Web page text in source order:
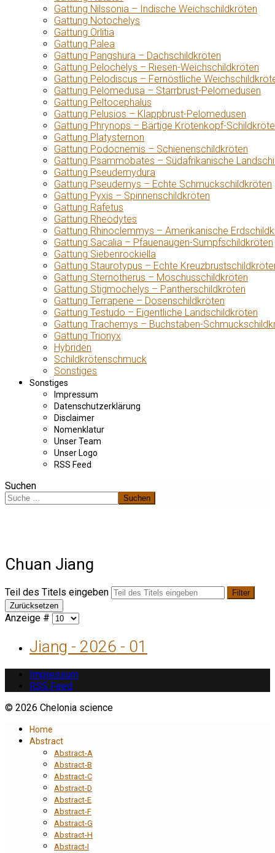
Gattung Nilssonia – Indische Weichschildkröten
Gattung Notochelys
Gattung Orlitia
Gattung Palea
Gattung Pangshura – Dachschildkröten
Gattung Pelochelys – Riesen-Weichschildkröten
Gattung Pelodiscus – Fernöstliche
Gattung Pelomedusa – Starrbrust-Pelomedusen
Gattung Peltocephalus
Gattung Pelusios – Klappbrust-Pelomedusen
Gattung Phrynops – Bärtige Krötenkopf-
Gattung Platysternon
Gattung Podocnemis – Schienenschildkröten
Gattung Psammobates – Südafrikanische
Gattung Pseudemydura
Gattung Pseudemys – Echte Schmuckschildkröten
Gattung Pyxis – Spinnenschildkröten
Gattung Rafetus
Gattung Rheodytes
Gattung Rhinoclemmys – Amerikanische
Gattung Sacalia – Pfauenaugen-Sumpfschildkröten
Gattung Siebenrockiella
Gattung Staurotypus – Echte
Gattung Sternotherus – Moschusschildkröten
Gattung Stigmochelys – Pantherschildkröten
Gattung Terrapene – Dosenschildkröten
Gattung Testudo – Eigentliche Landschildkröten
Gattung Trachemys – Buchstaben-
Gattung Trionyx
Hybriden
Schildkrötenschmuck
Sonstiges
Sonstiges
Impressum
Datenschutzerklärung
Disclaimer
Nomenklatur
Unser Team
Unser Logo
RSS Feed
Suchen
Suchen
Chuan Jiang
Teil des Titels eingeben
Filter
Zurücksetzen
Anzeige #
Jiang - 2026 - 01
Impressum
RSS Feed
© 2026 Chelonia science
Home
Abstract
Abstract-A
Abstract-B
Abstract-C
Abstract-D
Abstract-E
Abstract-F
Abstract-G
Abstract-H
Abstract-I